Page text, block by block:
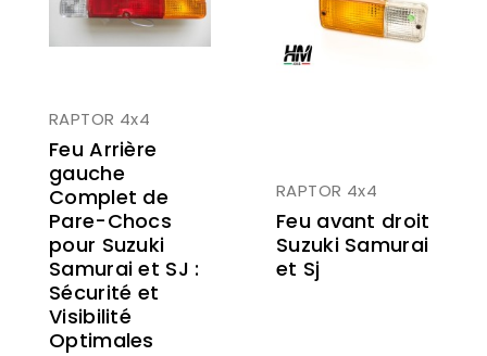
RAPTOR 4x4
Feu Arrière
gauche
Complet de
Pare-Chocs
pour Suzuki
Samurai et SJ :
Sécurité et
Visibilité
Optimales
RAPTOR 4x4
Feu avant droit
Suzuki Samurai
et Sj